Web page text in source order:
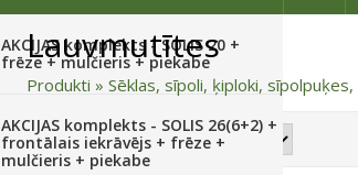
AKCIJAS komplekts - SOLIS 20 +
frēze + mulčieris + piekabe
AKCIJAS komplekts - SOLIS 26(6+2) +
frontālais iekrāvējs + frēze +
mulčieris + piekabe
Lauvmutītes
Produkti » Sēklas, sīpoli, ķiploki,
Kārtot pēc